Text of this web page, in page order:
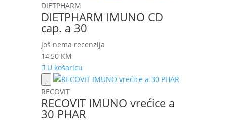
DIETPHARM
DIETPHARM IMUNO CD
cap. a 30
Još nema recenzija
14,50 KM
U košaricu
RECOVIT
RECOVIT IMUNO vrećice a
30 PHAR